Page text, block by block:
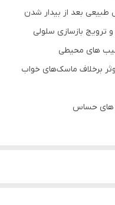
بعد از بیدار شدن
ترویج بازسازی سلولی
های محیطی
برخلاف ماسک‌های خواب
های حساس